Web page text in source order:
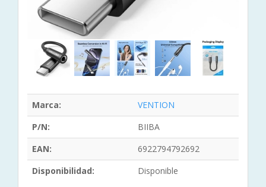
Marca:
VENTION
P/N:
BIIBA
EAN:
6922794792692
Disponibilidad:
Disponible